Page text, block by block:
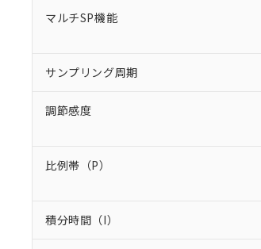
マルチSP機能
サンプリング周期
調節感度
比例帯（P）
積分時間（I）